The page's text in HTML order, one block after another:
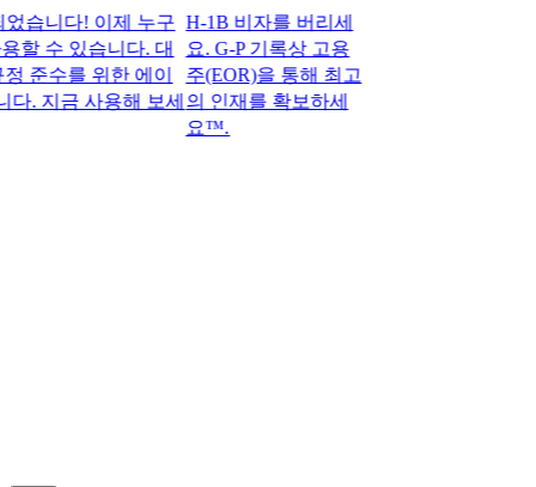
니다! 이제 누구
수 있습니다. 대
수를 위한 에이
금 사용해 보세
H-1B 비자를 버리세
요. G-P 기록상 고용
주(EOR)을 통해 최고
의 인재를 확보하세
요™.​​